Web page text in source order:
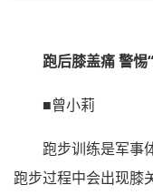
跑后膝盖痛 警惕
■曾小莉
跑步训练是军事
跑步过程中会出现膝